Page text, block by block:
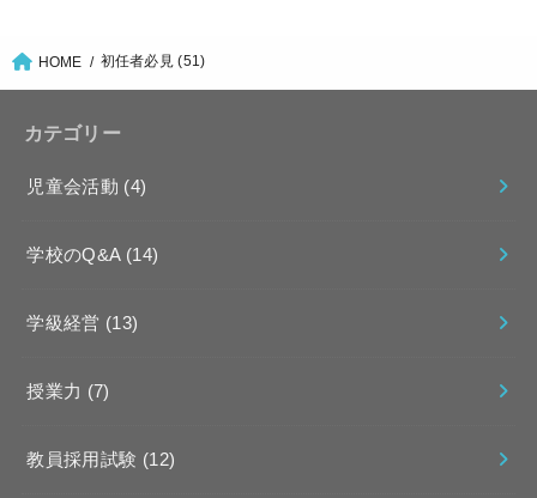
HOME 初任者必見 (51)
カテゴリー
児童会活動 (4)
学校のQ&A (14)
学級経営 (13)
授業力 (7)
教員採用試験 (12)